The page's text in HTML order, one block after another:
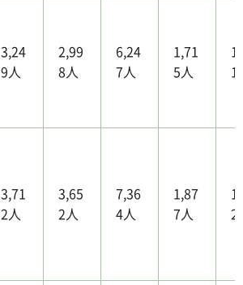
3,24
9人
2,99
8人
6,24
7人
1,71
5人
1
3,71
2人
3,65
2人
7,36
4人
1,87
7人
2